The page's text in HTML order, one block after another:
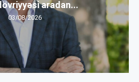
aradan...
03/08/2026